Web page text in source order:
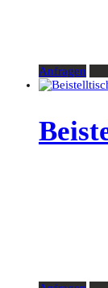
Anfragen